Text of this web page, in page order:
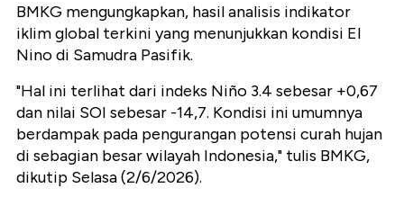
BMKG mengungkapkan, hasil analisis indikator
iklim global terkini yang menunjukkan kondisi El
Nino di Samudra Pasifik.
"Hal ini terlihat dari indeks Niño 3.4 sebesar +0,67
dan nilai SOI sebesar -14,7. Kondisi ini umumnya
berdampak pada pengurangan potensi curah hujan
di sebagian besar wilayah Indonesia," tulis BMKG,
dikutip Selasa (2/6/2026).